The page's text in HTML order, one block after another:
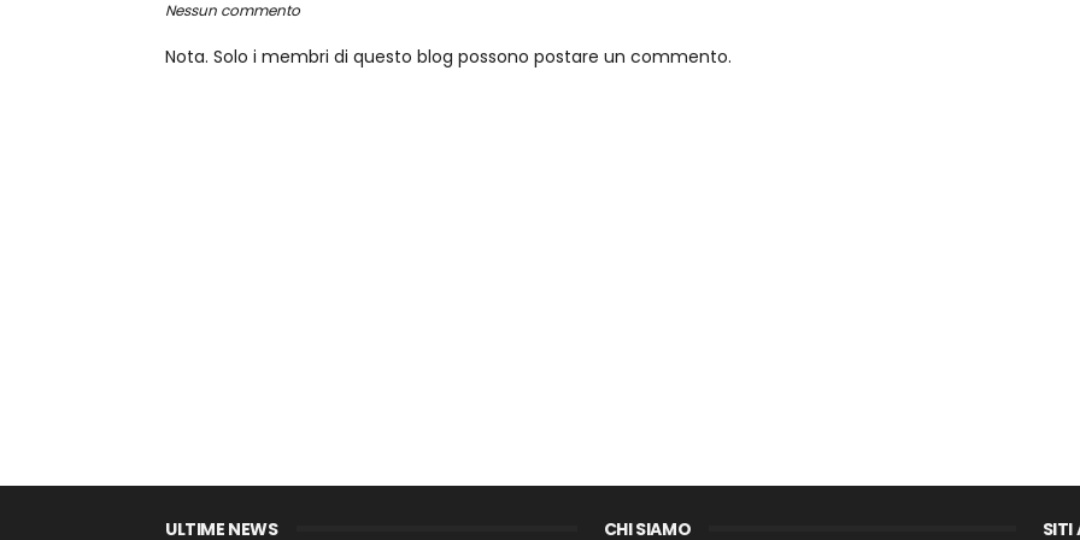
Nessun commento
Nota. Solo i membri di questo blog possono postare un commento.
ULTIME NEWS CHI SIAMO SITI